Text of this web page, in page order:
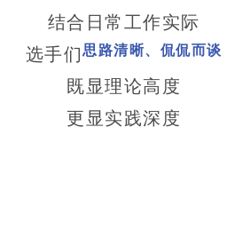
结合日常工作实际
选手们思路清晰、侃侃而谈
既显理论高度
更显实践深度